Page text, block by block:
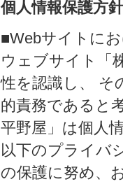
個人情報保護方針
■Webサイトに
ウェブサイト「
性を認識し、 そ
的責務であると
平野屋」は個人
以下のプライバ
の保護に努め、